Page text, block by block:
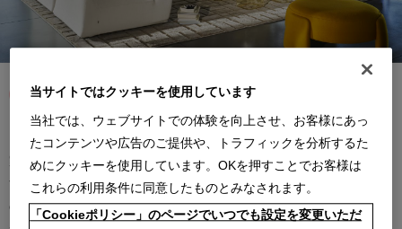
カッシーナは創業以来、インテリアの未来をデザインし続けてきた
家具業界では数少ないリーディングブランドとして知られていま
す。17世紀、イタリアで誕生したカッシーナは、教会の木製チェア
の製造に始まり、その後豪華客船の内装などを手掛け、技術力を確
当サイトではクッキーを使用しています
当社では、ウェブサイトでの体験を向上させ、お客様にあっ
たコンテンツや広告のご提供や、トラフィックを分析するた
めにクッキーを使用しています。OKを押すことでお客様は
これらの利用条件に同意したものとみなされます。
「Cookieポリシー」のページでいつでも設定を変更いただ